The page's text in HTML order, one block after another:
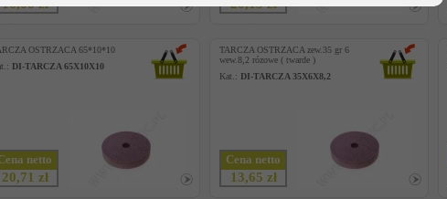
16,00 zł 20,13 zł
OSTRZACA 65*10*10
DI-TARCZA 65X10X10
netto
20,71 zł
TARCZA OSTRZACA zew.35 gr 6
wew.8,2 rózowe ( twarde )
Kat.: DI-TARCZA 35X6X8,2
Cena netto
13,65 zł